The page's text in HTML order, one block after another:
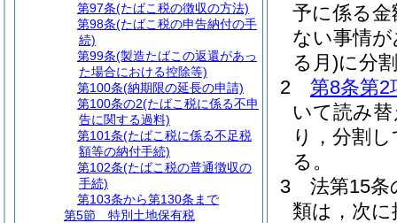
予に係る
ない事情
る月)に分
2
第8条第2
いて読み
り，分割
る。
3
法第15条
類は，次
第97条(たばこ税の徴収の方法)
第98条(たばこ税の申告納付の手
続)
第99条(製造たばこの返還があっ
た場合における控除等)
第100条(納期限の延長の申請)
第100条の2(たばこ税に係る不申
告に関する過料)
第101条(たばこ税に係る不足税
額等の納付手続)
第102条(たばこ税の普通徴収の
手続)
第103条から第130条まで
第5節
特別土地保有税